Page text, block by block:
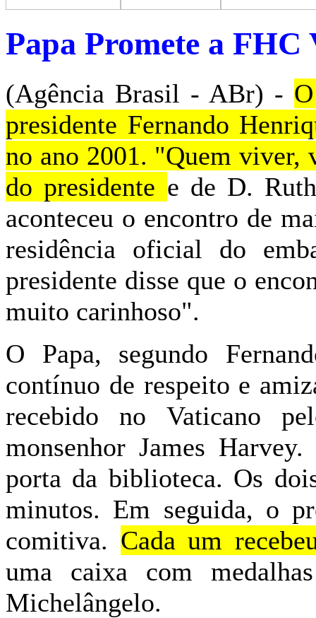
Papa Promete a
(Agência Brasil - ABr) -
presidente Fernando
no ano 2001. "Quem viver,
do presidente e de D.
aconteceu o encontro de
residência oficial do
presidente disse que o
muito carinhoso".
O Papa, segundo
contínuo de respeito e
recebido no Vaticano
monsenhor James
porta da biblioteca. Os
minutos. Em seguida, o
comitiva. Cada um
uma caixa com
Michelângelo.